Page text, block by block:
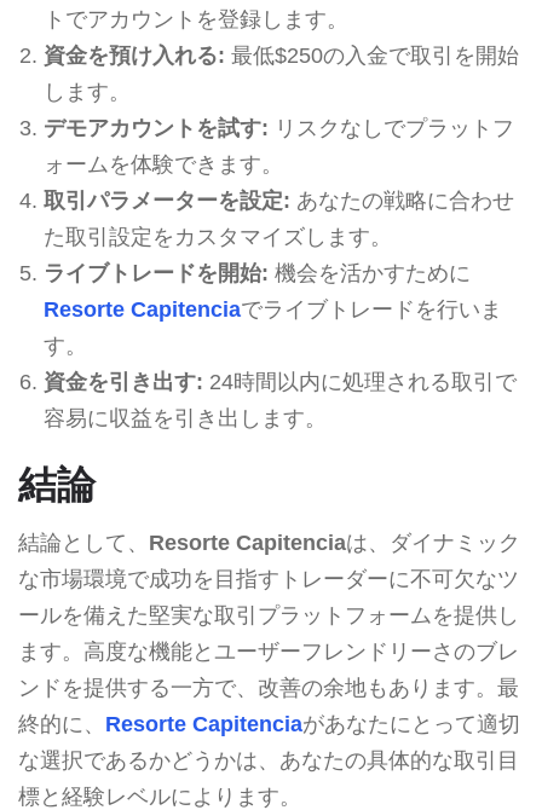
トでアカウントを登録します。
資金を預け入れる: 最低$250の入金で取引を開始
します。
デモアカウントを試す: リスクなしでプラットフ
ォームを体験できます。
取引パラメーターを設定: あなたの戦略に合わせ
た取引設定をカスタマイズします。
ライブトレードを開始: 機会を活かすために
Resorte Capitenciaでライブトレードを行いま
す。
資金を引き出す: 24時間以内に処理される取引で
容易に収益を引き出します。
結論
結論として、 Resorte Capitenciaは、ダイナミック
な市場環境で成功を目指すトレーダーに不可欠なツ
ールを備えた堅実な取引プラットフォームを提供し
ます。高度な機能とユーザーフレンドリーさのブレ
ンドを提供する一方で、改善の余地もあります。最
終的に、 Resorte Capitenciaがあなたにとって適切
な選択であるかどうかは、あなたの具体的な取引目
標と経験レベルによります。